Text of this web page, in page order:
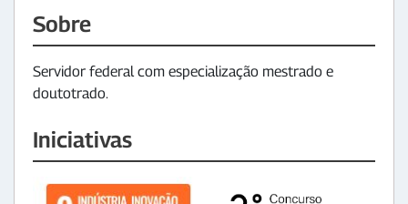
Sobre
Servidor federal com especialização mestrado e
doutotrado.
Iniciativas